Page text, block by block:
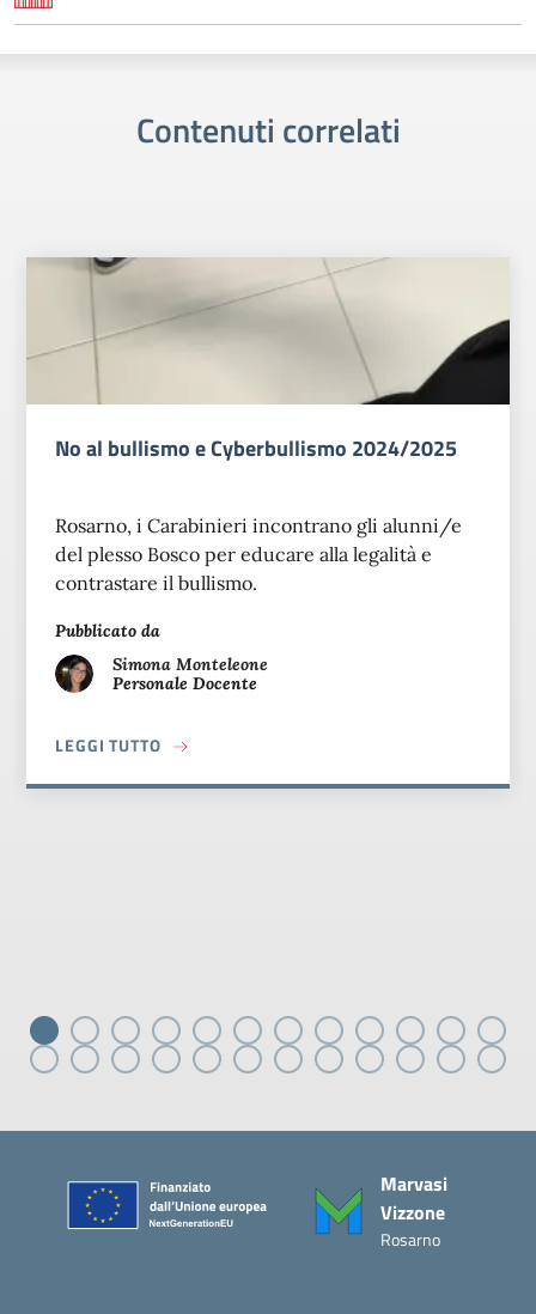
Contenuti correlati
No al bullismo e Cyberbullismo 2024/2025
Rosarno, i Carabinieri incontrano gli alunni/e
del plesso Bosco per educare alla legalità e
contrastare il bullismo.
Pubblicato da
Simona Monteleone
Personale Docente
LEGGI TUTTOA PROPOSITO DI NO AL BULLISMO E
Marvasi
Vizzone
Rosarno